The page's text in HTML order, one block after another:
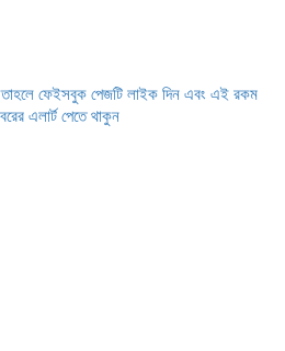
তাহলে ফেইসবুক পেজটি লাইক দিন এবং এই রকম
এলার্ট পেতে থাকুন